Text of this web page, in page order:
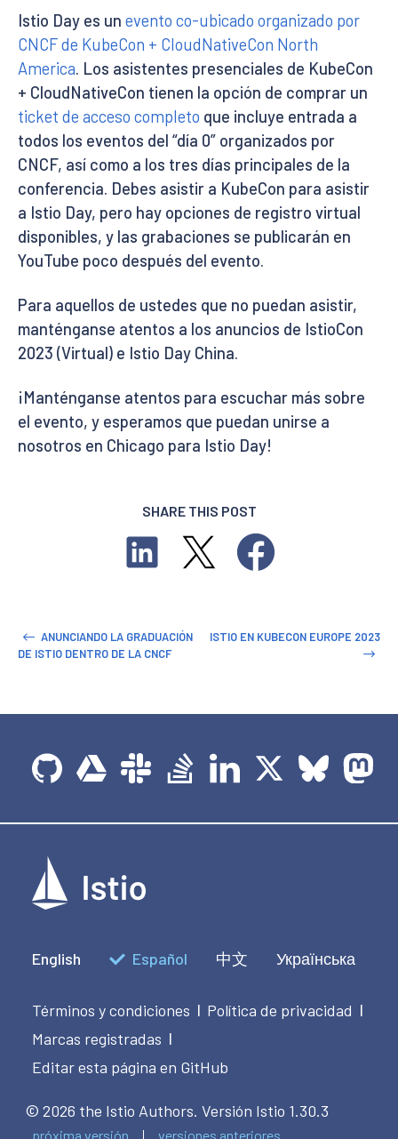
Istio Day es un evento co-ubicado organizado por
CNCF de KubeCon + CloudNativeCon North
America. Los asistentes presenciales de KubeCon
+ CloudNativeCon tienen la opción de comprar un
ticket de acceso completo que incluye entrada a
todos los eventos del “día 0” organizados por
CNCF, así como a los tres días principales de la
conferencia. Debes asistir a KubeCon para asistir
a Istio Day, pero hay opciones de registro virtual
disponibles, y las grabaciones se publicarán en
YouTube poco después del evento.
Para aquellos de ustedes que no puedan asistir,
manténganse atentos a los anuncios de IstioCon
2023 (Virtual) e Istio Day China.
¡Manténganse atentos para escuchar más sobre
el evento, y esperamos que puedan unirse a
nosotros en Chicago para Istio Day!
SHARE THIS POST
ANUNCIANDO LA GRADUACIÓN
DE ISTIO DENTRO DE LA CNCF
ISTIO EN KUBECON EUROPE 2023
English Español 中文 Українська
Términos y condiciones | Política de privacidad |
Marcas registradas |
Editar esta página en GitHub
© 2026 the Istio Authors. Versión Istio 1.30.3
próxima versión versiones anteriores